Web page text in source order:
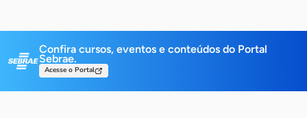
Confira cursos, eventos e conteúdos do Portal
Sebrae.
Acesse o Portal